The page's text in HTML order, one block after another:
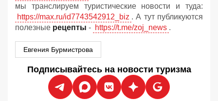
мы транслируем туристические новости и туда:
https://max.ru/id7743542912_biz . А тут публикуются
полезные рецепты - https://t.me/zoj_news .
Евгения Бурмистрова
Подписывайтесь на новости туризма